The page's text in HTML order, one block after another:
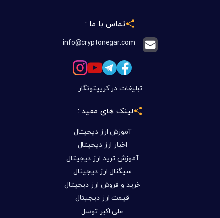
تماس با ما :
info@cryptonegar.com
تبلیغات در کریپتونگار
لینک های مفید :
آموزش ارز دیجیتال
اخبار ارز دیجیتال
آموزش ترید ارز دیجیتال
سیگنال ارز دیجیتال
خرید و فروش ارز دیجیتال
قیمت ارز دیجیتال
علی اکبر توسل